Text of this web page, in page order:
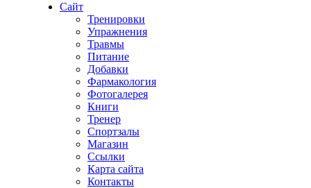
Сайт
Тренировки
Упражнения
Травмы
Питание
Добавки
Фармакология
Фотогалерея
Книги
Тренер
Спортзалы
Магазин
Ссылки
Карта сайта
Контакты